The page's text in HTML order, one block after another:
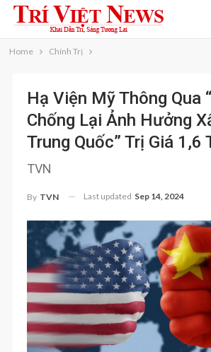
Home Chính Trị
Hạ Viện Mỹ Thông Qua
Chống Lại Ảnh Hưởng
Trung Quốc” Trị Giá 1,6
TVN
By TVN Last updated Sep 14, 2024